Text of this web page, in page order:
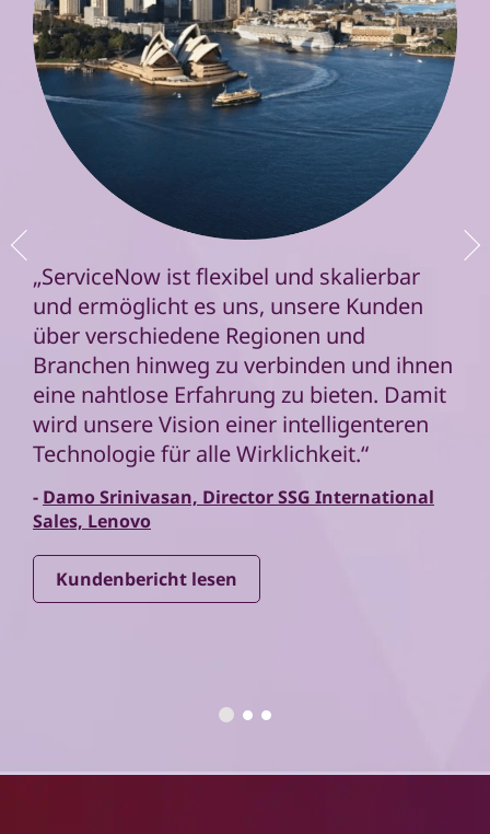
„ServiceNow ist flexibel und skalierbar
und ermöglicht es uns, unsere Kunden
über verschiedene Regionen und
Branchen hinweg zu verbinden und ihnen
eine nahtlose Erfahrung zu bieten. Damit
wird unsere Vision einer intelligenteren
Technologie für alle Wirklichkeit.“
- Damo Srinivasan, Director SSG International
Sales, Lenovo
Kundenbericht lesen